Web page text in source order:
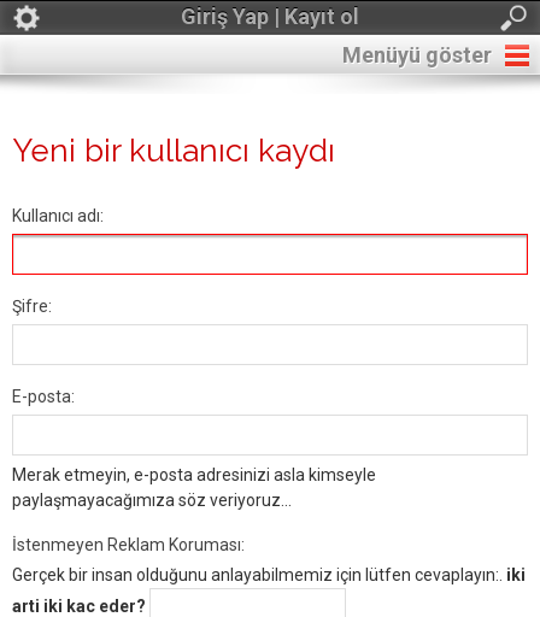
Giriş Yap | Kayıt ol
Menüyü göster
Yeni bir kullanıcı kaydı
Kullanıcı adı:
Şifre:
E-posta:
Merak etmeyin, e-posta adresinizi asla kimseyle
paylaşmayacağımıza söz veriyoruz...
İstenmeyen Reklam Koruması:
Gerçek bir insan olduğunu anlayabilmemiz için lütfen cevaplayın:. iki
arti iki kac eder?